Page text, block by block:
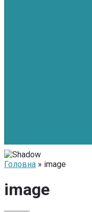
Головна » image
image